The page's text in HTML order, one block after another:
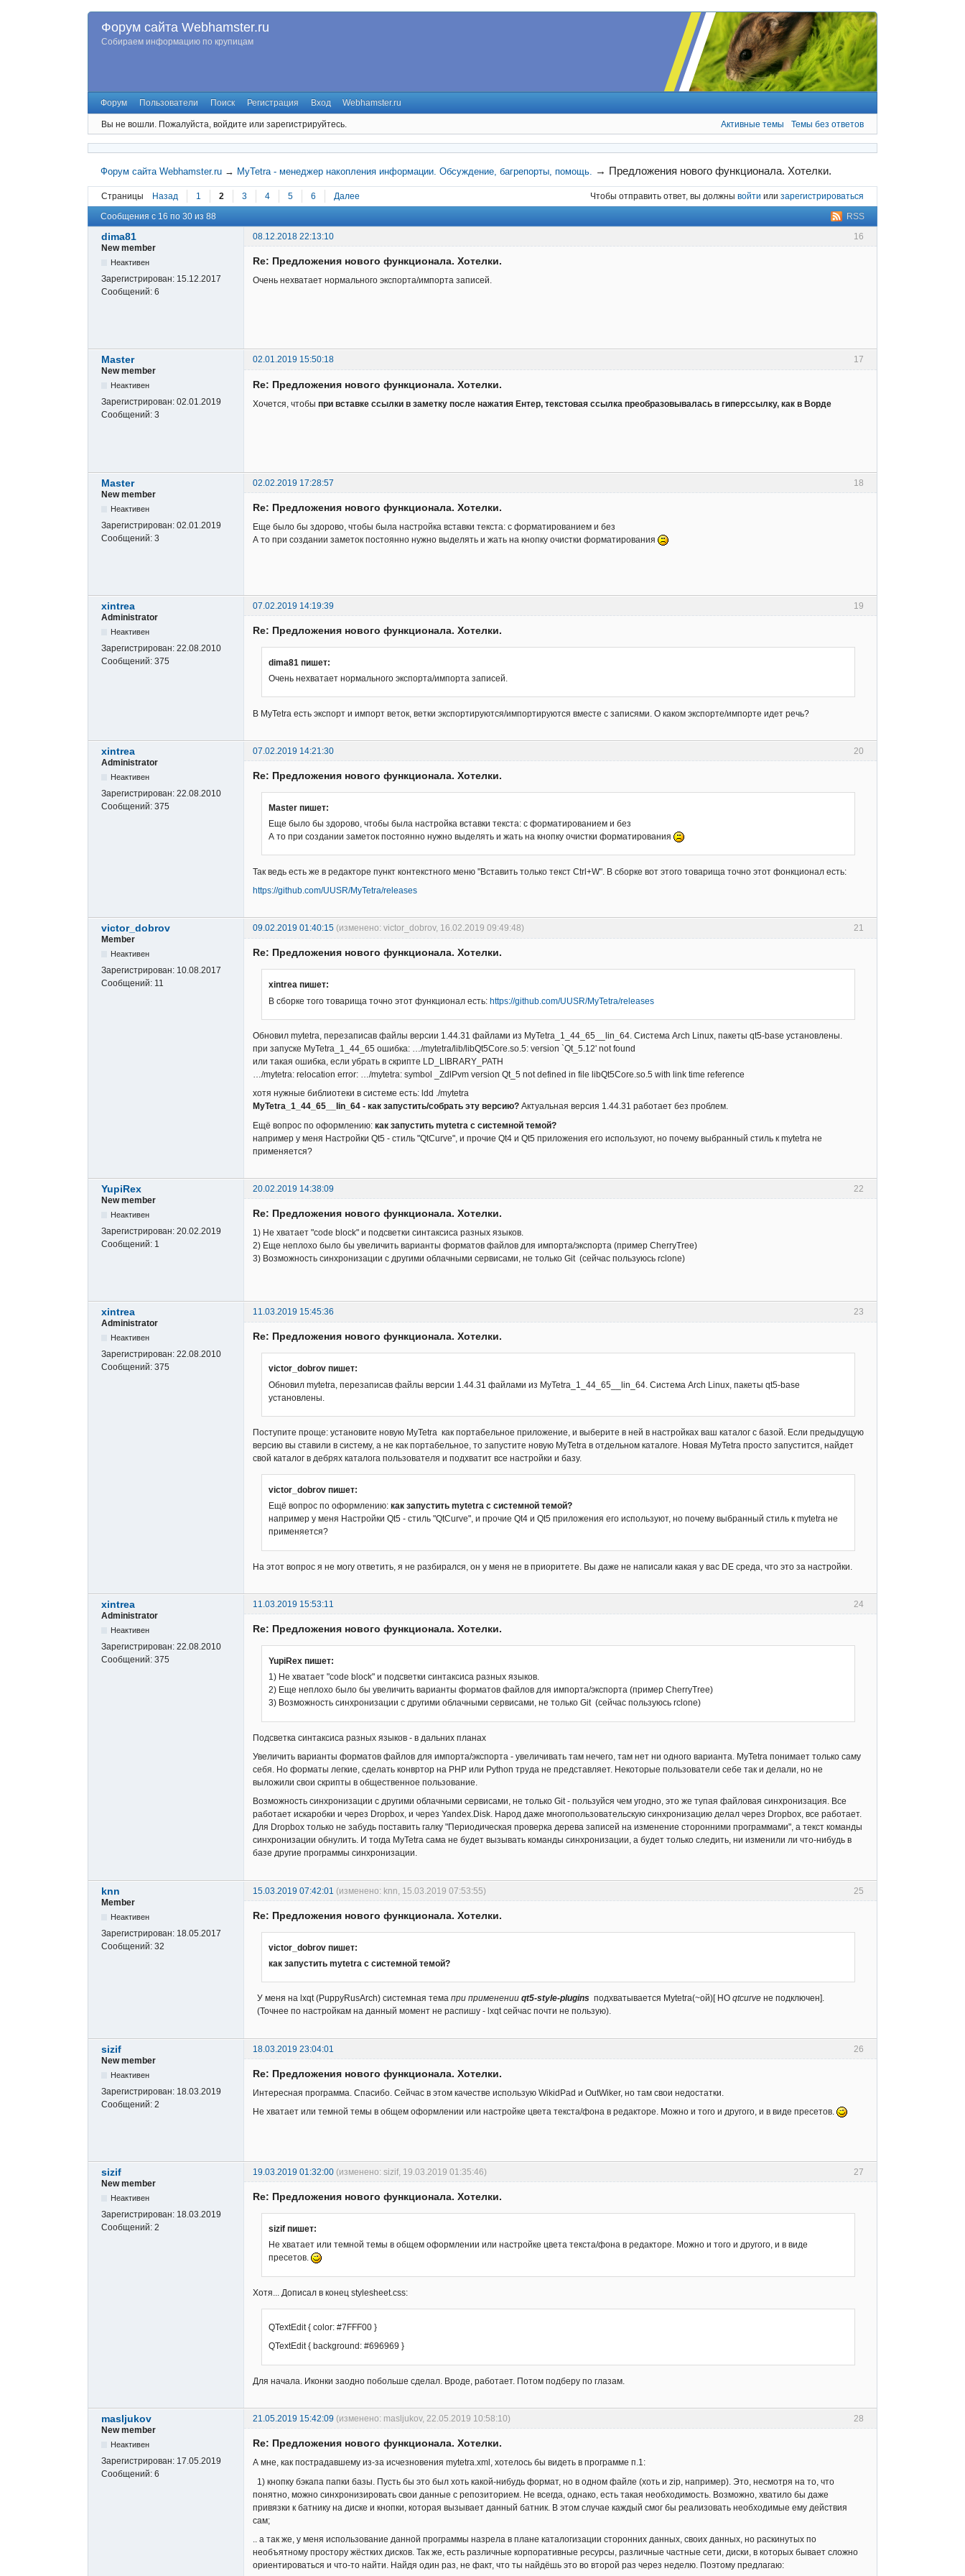
Форум сайта Webhamster.ru
Собираем информацию по крупицам
Форум Пользователи Поиск Регистрация Вход Webhamster.ru
Вы не вошли. Пожалуйста, войдите или зарегистрируйтесь. Активные темы Темы без ответов
Форум сайта Webhamster.ru → MyTetra - менеджер накопления информации. Обсуждение, багрепорты, помощь. → Предложения нового функционала. Хотелки.
Страницы Назад 1 2 3 4 5 6 Далее Чтобы отправить ответ, вы должны войти или зарегистрироваться
RSS
Сообщения с 16 по 30 из 88
16
dima81
08.12.2018 22:13:10
New member
Неактивен
Зарегистрирован: 15.12.2017
Сообщений: 6
Re: Предложения нового функционала. Хотелки.
Очень нехватает нормального экспорта/импорта записей.
17
Master
02.01.2019 15:50:18
New member
Неактивен
Зарегистрирован: 02.01.2019
Сообщений: 3
Re: Предложения нового функционала. Хотелки.
Хочется, чтобы при вставке ссылки в заметку после нажатия Ентер, текстовая ссылка преобразовывалась в гиперссылку, как в Ворде
18
Master
02.02.2019 17:28:57
New member
Неактивен
Зарегистрирован: 02.01.2019
Сообщений: 3
Re: Предложения нового функционала. Хотелки.
Еще было бы здорово, чтобы была настройка вставки текста: с форматированием и без
А то при создании заметок постоянно нужно выделять и жать на кнопку очистки форматирования
19
xintrea
07.02.2019 14:19:39
Administrator
Неактивен
Зарегистрирован: 22.08.2010
Сообщений: 375
Re: Предложения нового функционала. Хотелки.
dima81 пишет:
Очень нехватает нормального экспорта/импорта записей.
В MyTetra есть экспорт и импорт веток, ветки экспортируются/импортируются вместе с записями. О каком экспорте/импорте идет речь?
20
xintrea
07.02.2019 14:21:30
Administrator
Неактивен
Зарегистрирован: 22.08.2010
Сообщений: 375
Re: Предложения нового функционала. Хотелки.
Master пишет:
Еще было бы здорово, чтобы была настройка вставки текста: с форматированием и без
А то при создании заметок постоянно нужно выделять и жать на кнопку очистки форматирования
Так ведь есть же в редакторе пункт контекстного меню "Вставить только текст Ctrl+W". В сборке вот этого товарища точно этот фонкционал есть:
https://github.com/UUSR/MyTetra/releases
21
victor_dobrov 09.02.2019 01:40:15 (изменено: victor_dobrov, 16.02.2019 09:49:48)
Member
Неактивен
Зарегистрирован: 10.08.2017
Сообщений: 11
Re: Предложения нового функционала. Хотелки.
xintrea пишет:
В сборке того товарища точно этот функционал есть: https://github.com/UUSR/MyTetra/releases
Обновил mytetra, перезаписав файлы версии 1.44.31 файлами из MyTetra_1_44_65__lin_64. Система Arch Linux, пакеты qt5-base установлены.
при запуске MyTetra_1_44_65 ошибка: …/mytetra/lib/libQt5Core.so.5: version `Qt_5.12' not found
или такая ошибка, если убрать в скрипте LD_LIBRARY_PATH
…/mytetra: relocation error: …/mytetra: symbol _ZdlPvm version Qt_5 not defined in file libQt5Core.so.5 with link time reference
хотя нужные библиотеки в системе есть: ldd ./mytetra
MyTetra_1_44_65__lin_64 - как запустить/собрать эту версию? Актуальная версия 1.44.31 работает без проблем.
Ещё вопрос по оформлению: как запустить mytetra с системной темой?
например у меня Настройки Qt5 - стиль "QtCurve", и прочие Qt4 и Qt5 приложения его используют, но почему выбранный стиль к mytetra не
применяется?
22
YupiRex
20.02.2019 14:38:09
New member
Неактивен
Зарегистрирован: 20.02.2019
Сообщений: 1
Re: Предложения нового функционала. Хотелки.
1) Не хватает "code block" и подсветки синтаксиса разных языков.
2) Еще неплохо было бы увеличить варианты форматов файлов для импорта/экспорта (пример CherryTree)
3) Возможность синхронизации с другими облачными сервисами, не только Git (сейчас пользуюсь rclone)
23
xintrea
11.03.2019 15:45:36
Administrator
Неактивен
Зарегистрирован: 22.08.2010
Сообщений: 375
Re: Предложения нового функционала. Хотелки.
victor_dobrov пишет:
Обновил mytetra, перезаписав файлы версии 1.44.31 файлами из MyTetra_1_44_65__lin_64. Система Arch Linux, пакеты qt5-base
установлены.
Поступите проще: установите новую MyTetra как портабельное приложение, и выберите в ней в настройках ваш каталог с базой. Если предыдущую
версию вы ставили в систему, а не как портабельное, то запустите новую MyTetra в отдельном каталоге. Новая MyTetra просто запустится, найдет
свой каталог в дебрях каталога пользователя и подхватит все настройки и базу.
victor_dobrov пишет:
Ещё вопрос по оформлению: как запустить mytetra с системной темой?
например у меня Настройки Qt5 - стиль "QtCurve", и прочие Qt4 и Qt5 приложения его используют, но почему выбранный стиль к mytetra не
применяется?
На этот вопрос я не могу ответить, я не разбирался, он у меня не в приоритете. Вы даже не написали какая у вас DE среда, что это за настройки.
24
xintrea
11.03.2019 15:53:11
Administrator
Неактивен
Зарегистрирован: 22.08.2010
Сообщений: 375
Re: Предложения нового функционала. Хотелки.
YupiRex пишет:
1) Не хватает "code block" и подсветки синтаксиса разных языков.
2) Еще неплохо было бы увеличить варианты форматов файлов для импорта/экспорта (пример CherryTree)
3) Возможность синхронизации с другими облачными сервисами, не только Git (сейчас пользуюсь rclone)
Подсветка синтаксиса разных языков - в дальних планах
Увеличить варианты форматов файлов для импорта/экспорта - увеличивать там нечего, там нет ни одного варианта. MyTetra понимает только саму
себя. Но форматы легкие, сделать конвртор на PHP или Python труда не представляет. Некоторые пользователи себе так и делали, но не
выложили свои скрипты в общественное пользование.
Возможность синхронизации с другими облачными сервисами, не только Git - пользуйся чем угодно, это же тупая файловая синхронизация. Все
работает искаробки и через Dropbox, и через Yandex.Disk. Народ даже многопользовательскую синхронизацию делал через Dropbox, все работает.
Для Dropbox только не забудь поставить галку "Периодическая проверка дерева записей на изменение сторонними программами", а текст команды
синхронизации обнулить. И тогда MyTetra сама не будет вызывать команды синхронизации, а будет только следить, ни изменили ли что-нибудь в
базе другие программы синхронизации.
25
knn 15.03.2019 07:42:01 (изменено: knn, 15.03.2019 07:53:55)
Member
Неактивен
Зарегистрирован: 18.05.2017
Сообщений: 32
Re: Предложения нового функционала. Хотелки.
victor_dobrov пишет:
как запустить mytetra с системной темой?
У меня на lxqt (PuppyRusArch) системная тема при применении qt5-style-plugins подхватывается Mytetra(~ой)[ НО qtcurve не подключен].
(Точнее по настройкам на данный момент не распишу - lxqt сейчас почти не пользую).
26
sizif
18.03.2019 23:04:01
New member
Неактивен
Зарегистрирован: 18.03.2019
Сообщений: 2
Re: Предложения нового функционала. Хотелки.
Интересная программа. Спасибо. Сейчас в этом качестве использую WikidPad и OutWiker, но там свои недостатки.
Не хватает или темной темы в общем оформлении или настройке цвета текста/фона в редакторе. Можно и того и другого, и в виде пресетов.
27
sizif 19.03.2019 01:32:00 (изменено: sizif, 19.03.2019 01:35:46)
New member
Неактивен
Зарегистрирован: 18.03.2019
Сообщений: 2
Re: Предложения нового функционала. Хотелки.
sizif пишет:
Не хватает или темной темы в общем оформлении или настройке цвета текста/фона в редакторе. Можно и того и другого, и в виде
пресетов.
Хотя... Дописал в конец stylesheet.css:
QTextEdit { color: #7FFF00 }
QTextEdit { background: #696969 }
Для начала. Иконки заодно побольше сделал. Вроде, работает. Потом подберу по глазам.
28
masljukov 21.05.2019 15:42:09 (изменено: masljukov, 22.05.2019 10:58:10)
New member
Неактивен
Зарегистрирован: 17.05.2019
Сообщений: 6
Re: Предложения нового функционала. Хотелки.
А мне, как пострадавшему из-за исчезновения mytetra.xml, хотелось бы видеть в программе п.1:
1) кнопку бэкапа папки базы. Пусть бы это был хоть какой-нибудь формат, но в одном файле (хоть и zip, например). Это, несмотря на то, что
понятно, можно синхронизировать свои данные с репозиторием. Не всегда, однако, есть такая необходимость. Возможно, хватило бы даже
привязки к батнику на диске и кнопки, которая вызывает данный батник. В этом случае каждый смог бы реализовать необходимые ему действия
сам;
.. а так же, у меня использование данной программы назрела в плане каталогизации сторонних данных, своих данных, но раскинутых по
необъятному простору жёстких дисков. Так же, есть различные корпоративные ресурсы, различные частные сети, диски, в которых бывает сложно
ориентироваться и что-то найти. Найдя один раз, не факт, что ты найдёшь это во второй раз через неделю. Поэтому предлагаю: